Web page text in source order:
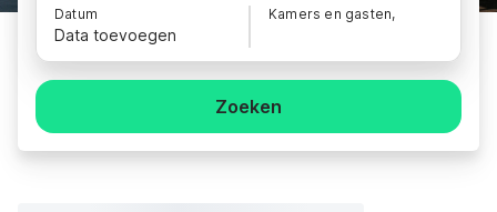
Datum
Data toevoegen
Kamers en gasten,
Zoeken